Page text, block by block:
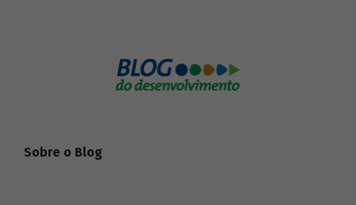
Sobre o Blog